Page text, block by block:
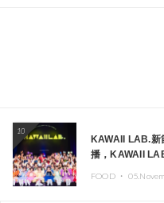
10
KAWAII LAB.新
播，KAWAII
FOOD ・